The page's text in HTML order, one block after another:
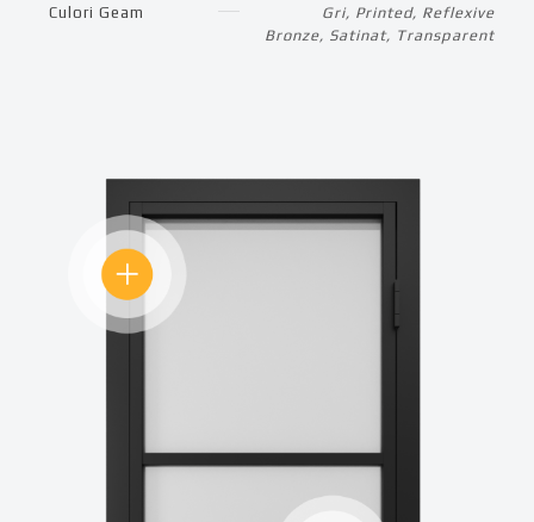
Culori Geam
Gri, Printed, Reflexive
Bronze, Satinat, Transparent